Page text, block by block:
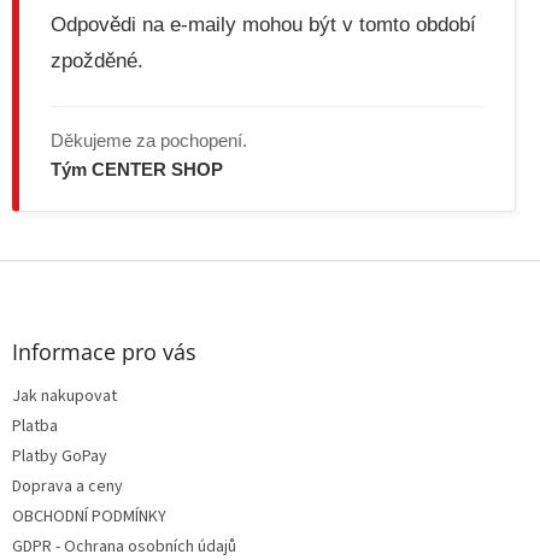
s
u
Odpovědi na e-maily mohou být v tomto období
zpožděné.
Děkujeme za pochopení.
Tým CENTER SHOP
Z
Informace pro vás
Jak nakupovat
Platba
Platby GoPay
Doprava a ceny
OBCHODNÍ PODMÍNKY
GDPR - Ochrana osobních údajů